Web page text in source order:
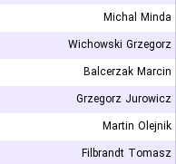
Michal Minda
Wichowski Grzegorz
Balcerzak Marcin
Grzegorz Jurowicz
Martin Olejnik
Filbrandt Tomasz